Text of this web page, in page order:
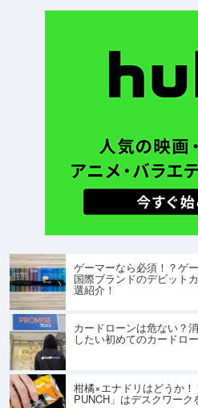
ゲーマーなら必須！？ゲ
国際ブランドのデビット
選紹介！
カードローンは危ない？
したい初めてのカードロ
柑橘×エナドリはどうか
PUNCH」はデスクワーク